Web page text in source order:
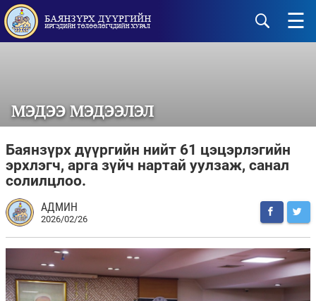
☰
МЭДЭЭ МЭДЭЭЛЭЛ
Баянзүрх дүүргийн нийт 61 цэцэрлэгийн
эрхлэгч, арга зүйч нартай уулзаж, санал
солилцлоо.
АДМИН
2026/02/26